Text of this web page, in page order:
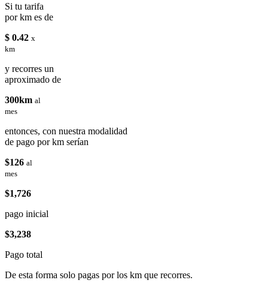
Si tu tarifa
por km es de
$ 0.42 x
km
y recorres un
aproximado de
300km al
mes
entonces, con nuestra modalidad
de pago por km serían
$126 al
mes
$1,726
pago inicial
$3,238
Pago total
De esta forma solo pagas por los km que recorres.